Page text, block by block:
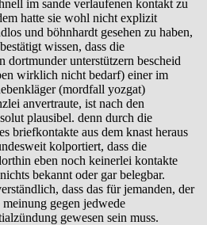
im sande verlaufenen kontakt zu
hatte sie wohl nicht explizit
und böhnhardt gesehen zu haben,
wissen, dass die
dortmunder unterstützern bescheid
wirklich nicht bedarf) einer im
(mordfall yozgat)
anvertraute, ist nach den
plausibel. denn durch die
briefkontakte aus dem knast heraus
kolportiert, dass die
eben noch keinerlei kontakte
bekannt oder gar belegbar.
dass das für jemanden, der
gegen jedwede
gewesen sein muss.